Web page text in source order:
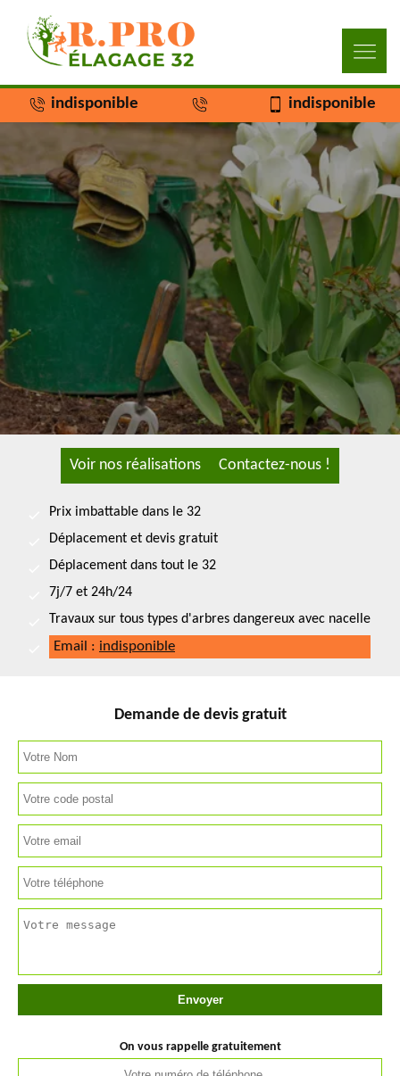
indisponible indisponible
Voir nos réalisations Contactez-nous !
Prix imbattable dans le 32
Déplacement et devis gratuit
Déplacement dans tout le 32
7j/7 et 24h/24
Travaux sur tous types d'arbres dangereux avec nacelle
Email : indisponible
Demande de devis gratuit
On vous rappelle gratuitement